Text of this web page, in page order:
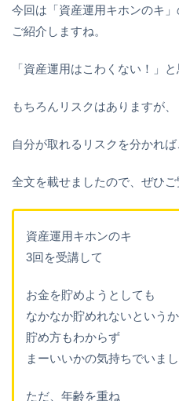
今回は「資産運用キホンのキ
ご紹介しますね。
「資産運用はこわくない！」と
もちろんリスクはありますが、
自分が取れるリスクを分かれ
全文を載せましたので、ぜひご
資産運用キホンのキ
3回を受講して
お金を貯めようとしても
なかなか貯めれないというか
貯め方もわからず
まーいいかの気持ちでいまし
ただ、年齢を重ね